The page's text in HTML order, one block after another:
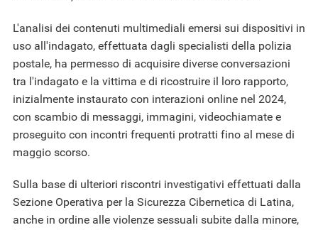
L'analisi dei contenuti multimediali emersi sui dispositivi in
uso all'indagato, effettuata dagli specialisti della polizia
postale, ha permesso di acquisire diverse conversazioni
tra l'indagato e la vittima e di ricostruire il loro rapporto,
inizialmente instaurato con interazioni online nel 2024,
con scambio di messaggi, immagini, videochiamate e
proseguito con incontri frequenti protratti fino al mese di
maggio scorso.
Sulla base di ulteriori riscontri investigativi effettuati dalla
Sezione Operativa per la Sicurezza Cibernetica di Latina,
anche in ordine alle violenze sessuali subite dalla minore,